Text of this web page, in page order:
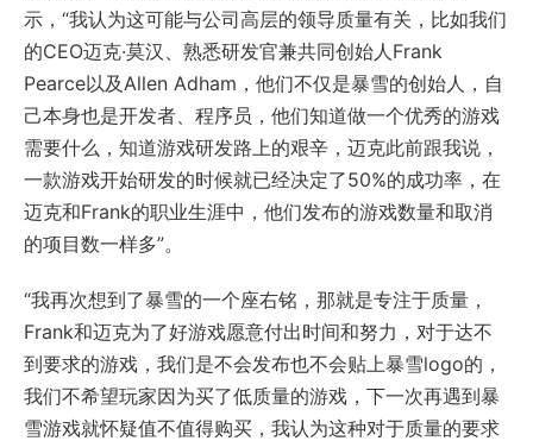
示，“我认为这可能与公司高层的领导质量有关，比如我们
的CEO迈克·莫汉、熟悉研发官兼共同创始人Frank
Pearce以及Allen Adham，他们不仅是暴雪的创始人，自
己本身也是开发者、程序员，他们知道做一个优秀的游戏
需要什么，知道游戏研发路上的艰辛，迈克此前跟我说，
一款游戏开始研发的时候就已经决定了50%的成功率，在
迈克和Frank的职业生涯中，他们发布的游戏数量和取消
的项目数一样多”。
“我再次想到了暴雪的一个座右铭，那就是专注于质量，
Frank和迈克为了好游戏愿意付出时间和努力，对于达不
到要求的游戏，我们是不会发布也不会贴上暴雪logo的，
我们不希望玩家因为买了低质量的游戏，下一次再遇到暴
雪游戏就怀疑值不值得购买，我认为这种对于质量的要求